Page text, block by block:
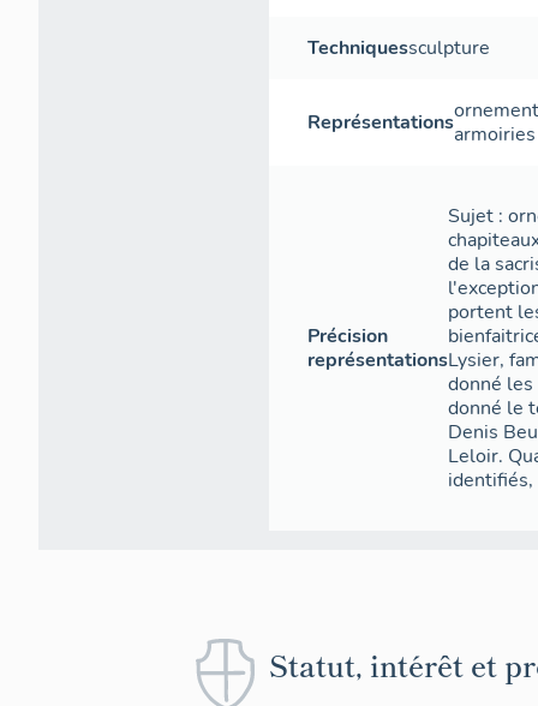
Techniquessculpture
Représentationsarmoiries
Précision
représentations
Sujet :
de la
portent
Lysier,
donné les
donné le
Denis
Leloir.
Statut, intérêt et